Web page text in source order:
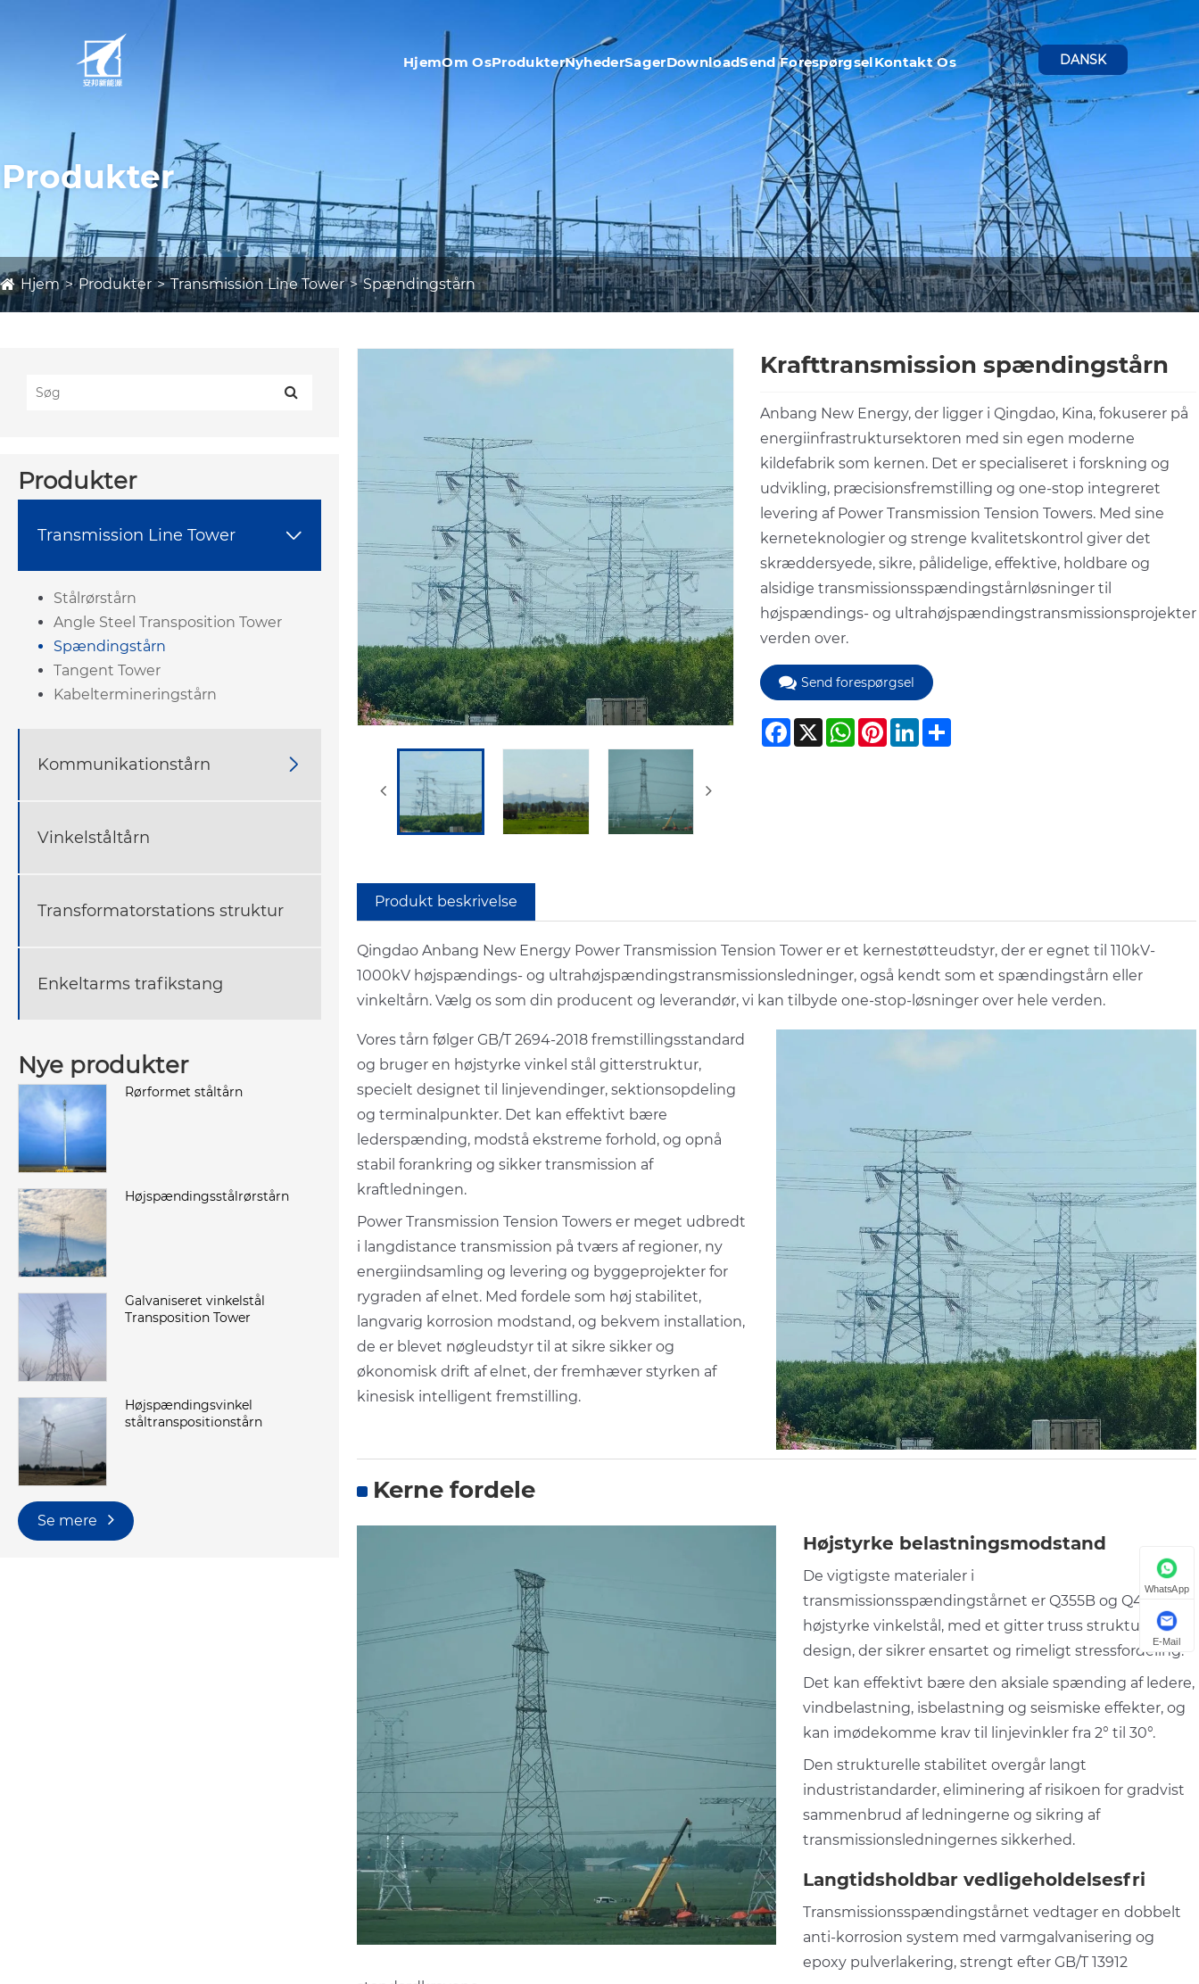
HjemOm OsProdukterNyhederSagerDownloadSend ForespørgselKontakt Os DANSK
Produkter
Hjem Produkter Transmission Line Tower Spændingstårn
Produkter
Transmission Line Tower 
Stålrørstårn
Angle Steel Transposition Tower
Spændingstårn
Tangent Tower
Kabeltermineringstårn
Kommunikationstårn 
Vinkelståltårn
Transformatorstations struktur
Enkeltarms trafikstang
Nye produkter
Rørformet ståltårn
Højspændingsstålrørstårn
Galvaniseret vinkelstål
Transposition Tower
Højspændingsvinkel
ståltranspositionstårn
Se mere
Krafttransmission spændingstårn
Anbang New Energy, der ligger i Qingdao, Kina, fokuserer på
energiinfrastruktursektoren med sin egen moderne
kildefabrik som kernen. Det er specialiseret i forskning og
udvikling, præcisionsfremstilling og one-stop integreret
levering af Power Transmission Tension Towers. Med sine
kerneteknologier og strenge kvalitetskontrol giver det
skræddersyede, sikre, pålidelige, effektive, holdbare og
alsidige transmissionsspændingstårnløsninger til
højspændings- og ultrahøjspændingstransmissionsprojekter
verden over.
Send forespørgsel
Facebook
X WhatsApp
Pinterest
LinkedIn
Share
Produkt beskrivelse
Qingdao Anbang New Energy Power Transmission Tension Tower er et kernestøtteudstyr, der er egnet til 110kV-
1000kV højspændings- og ultrahøjspændingstransmissionsledninger, også kendt som et spændingstårn eller
vinkeltårn. Vælg os som din producent og leverandør, vi kan tilbyde one-stop-løsninger over hele verden.
Vores tårn følger GB/T 2694-2018 fremstillingsstandard
og bruger en højstyrke vinkel stål gitterstruktur,
specielt designet til linjevendinger, sektionsopdeling
og terminalpunkter. Det kan effektivt bære
lederspænding, modstå ekstreme forhold, og opnå
stabil forankring og sikker transmission af
kraftledningen.
Power Transmission Tension Towers er meget udbredt
i langdistance transmission på tværs af regioner, ny
energiindsamling og levering og byggeprojekter for
rygraden af elnet. Med fordele som høj stabilitet,
langvarig korrosion modstand, og bekvem installation,
de er blevet nøgleudstyr til at sikre sikker og
økonomisk drift af elnet, der fremhæver styrken af
kinesisk intelligent fremstilling.
Kerne fordele
Højstyrke belastningsmodstand
De vigtigste materialer i
transmissionsspændingstårnet er Q355B og Q420B
højstyrke vinkelstål, med et gitter truss strukturelt
design, der sikrer ensartet og rimeligt stressfordeling.
Det kan effektivt bære den aksiale spænding af ledere,
vindbelastning, isbelastning og seismiske effekter, og
kan imødekomme krav til linjevinkler fra 2° til 30°.
Den strukturelle stabilitet overgår langt
industristandarder, eliminering af risikoen for gradvist
sammenbrud af ledningerne og sikring af
transmissionsledningernes sikkerhed.
Langtidsholdbar vedligeholdelsesfri
Transmissionsspændingstårnet vedtager en dobbelt
anti-korrosion system med varmgalvanisering og
epoxy pulverlakering, strengt efter GB/T 13912
WhatsApp
E-Mail